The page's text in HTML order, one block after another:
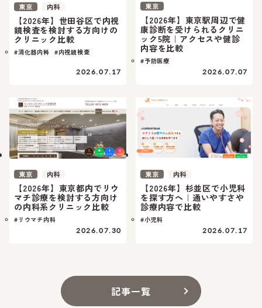
東京 内科
【2026年】世田谷区で内視
鏡検査を検討する方向けの
クリニック比較
#消化器内科 #内視鏡検査
2026.07.17
東京
【2026年】東京駅周辺で健
康診断を受けられるクリニ
ック5院｜アクセスや健診
内容を比較
#予防医療
2026.07.07
東京 内科
【2026年】東京都内でリウ
マチ診療を検討する方向け
の内科系クリニック比較
#リウマチ内科
2026.07.30
東京 内科
【2026年】杉並区で小児科
を探す方へ｜通いやすさや
診療内容で比較
#小児科
2026.07.17
記事一覧